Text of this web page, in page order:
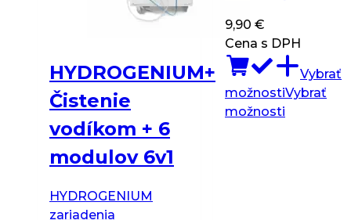
HYDROGENIUM+
Čistenie
vodíkom + 6
modulov 6v1
HYDROGENIUM
zariadenia
9,90 €
Cena s DPH
Vybrať
možnostiVybrať
možnosti